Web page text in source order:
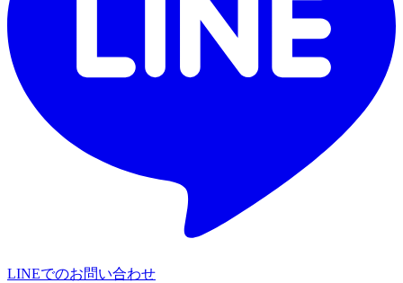
LINEでのお問い合わせ